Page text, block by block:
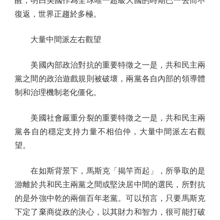
復返，世界正趨於多極。
大量中間派左右觀望
美國內部政治對抗的重要特徵之一是，共和民主兩
黨之間的政治遊戲規則被破壞，兩黨各自內部的領導體
制和治理機制老化僵化。
美國社會嚴重分裂的重要特徵之一是，共和民主兩
黨各自的穩定支持力量不相伯仲，大量中間派左右觀
望。
在如斯背景下，馬斯克「揭竿而起」，所爭取的是
游離於共和民主兩黨之間或堅決居中間的選民，所對抗
的是外強中乾的兩個百年老黨。可以預言，只要馬斯克
下定了棄商從政的決心，以其財力和智力，很可能打破